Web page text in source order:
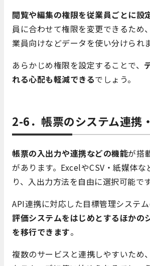
閲覧や編集の権限を従業員ごとに設
員に合わせて権限を変更できるため
業員向けなどデータを使い分けられま
あらかじめ権限を設定することで、
れる心配も軽減できるでしょう。
2-6．帳票のシステム連携
帳票の入出力や連携などの機能が搭
があります。ExcelやCSV・紙媒体な
り、入出力方法を自由に選択可能です
API連携に対応した目標管理システム
評価システムをはじめとするほかの
を移行できます。
複数のサービスと連携しやすいため